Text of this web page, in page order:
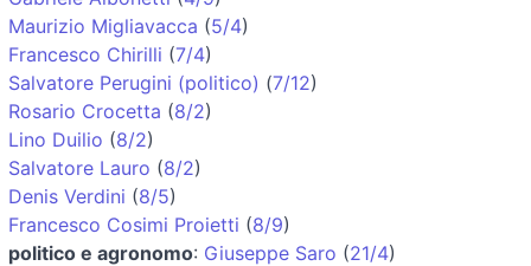
Maurizio Migliavacca (5/4)
Francesco Chirilli (7/4)
Salvatore Perugini (politico) (7/12)
Rosario Crocetta (8/2)
Lino Duilio (8/2)
Salvatore Lauro (8/2)
Denis Verdini (8/5)
Francesco Cosimi Proietti (8/9)
politico e agronomo: Giuseppe Saro (21/4)